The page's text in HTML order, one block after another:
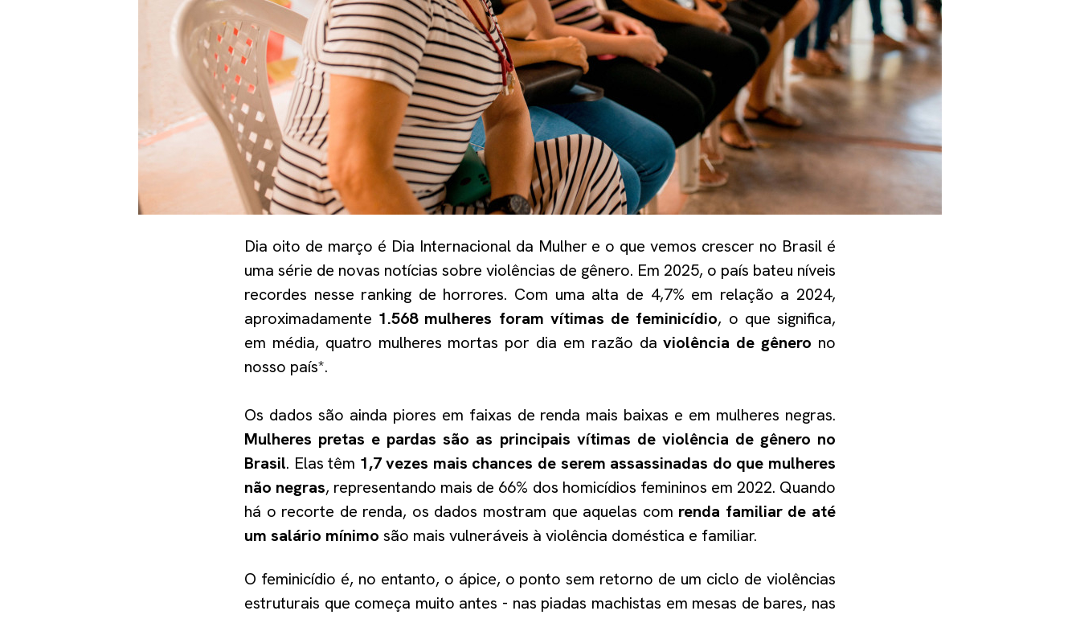
Dia oito de março é Dia Internacional da Mulher e o que vemos crescer no Brasil é
uma série de novas notícias sobre violências de gênero. Em 2025, o país bateu níveis
recordes nesse ranking de horrores. Com uma alta de 4,7% em relação a 2024,
aproximadamente 1.568 mulheres foram vítimas de feminicídio, o que significa,
em média, quatro mulheres mortas por dia em razão daviolência de gênero no
nosso país*.
Os dados são ainda piores em faixas de renda mais baixas e em mulheres negras.
Mulheres pretas e pardas são as principais vítimas de violência de gênero no
Brasil. Elas têm 1,7 vezes mais chances de serem assassinadas do que mulheres
não negras, representando mais de 66% dos homicídios femininos em 2022. Quando
há o recorte de renda, os dados mostram que aquelas com renda familiar de até
um salário mínimo são mais vulneráveis à violência doméstica e familiar.
O feminicídio é, no entanto, o ápice, o ponto sem retorno de um ciclo de violências
estruturais que começa muito antes - nas piadas machistas em mesas de bares, nas